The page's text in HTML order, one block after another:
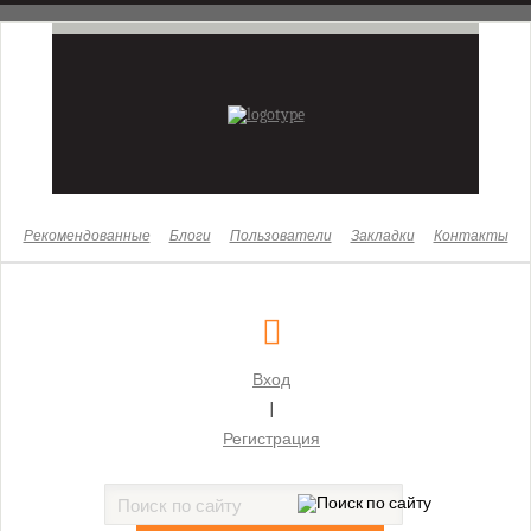
Новости
Бизнес
Здоровье
Бабушкинский районный суд г. Москвы
Басманный районный суд г. Москвы
Бутырский районный суд г. Москвы
Гагаринский районный суд г. Москвы
Головинский районный суд г. Москвы
Рекомендованные Блоги Пользователи Закладки Контакты
Вход
Регистрация